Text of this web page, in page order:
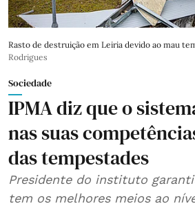
Rasto de destruição em Leiria devido ao mau
Rodrigues
Sociedade
IPMA diz que o
nas suas
das tempestades
Presidente do instituto
tem os melhores meios ao